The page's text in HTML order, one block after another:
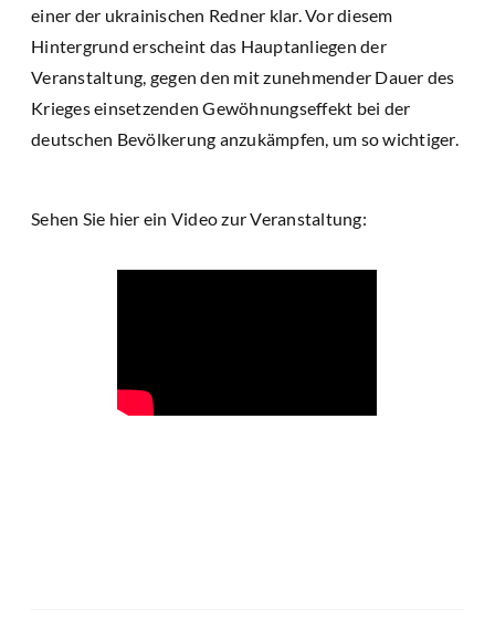
einer der ukrainischen Redner klar. Vor diesem
Hintergrund erscheint das Hauptanliegen der
Veranstaltung, gegen den mit zunehmender Dauer des
Krieges einsetzenden Gewöhnungseffekt bei der
deutschen Bevölkerung anzukämpfen, um so wichtiger.
Sehen Sie hier ein Video zur Veranstaltung: